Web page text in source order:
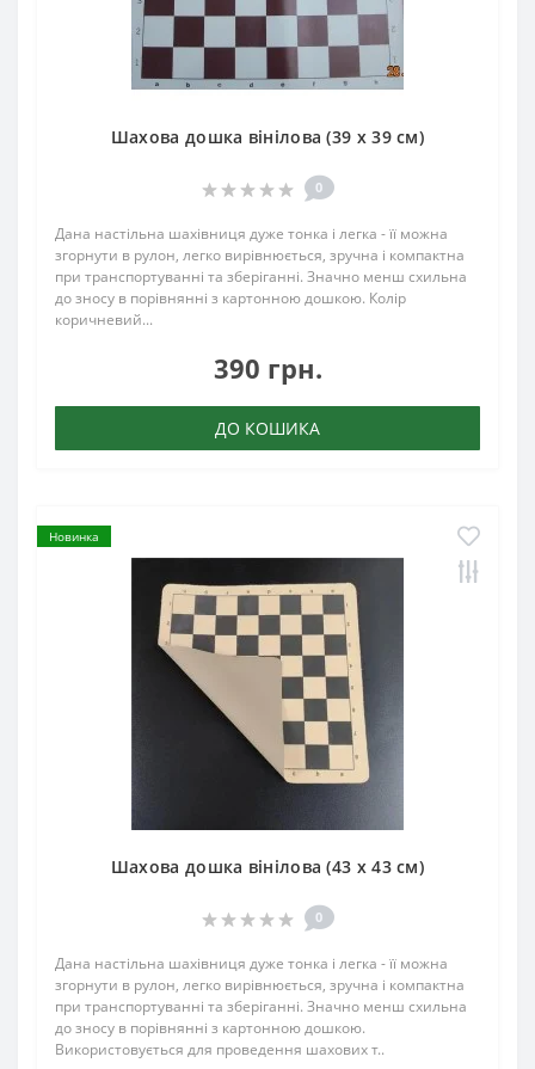
Шахова дошка вінілова (39 х 39 см)
0
Дана настільна шахівниця дуже тонка і легка - її можна
згорнути в рулон, легко вирівнюється, зручна і компактна
при транспортуванні та зберіганні. Значно менш схильна
до зносу в порівнянні з картонною дошкою. Колір
коричневий...
390 грн.
ДО КОШИКА
Новинка
Шахова дошка вінілова (43 х 43 см)
0
Дана настільна шахівниця дуже тонка і легка - її можна
згорнути в рулон, легко вирівнюється, зручна і компактна
при транспортуванні та зберіганні. Значно менш схильна
до зносу в порівнянні з картонною дошкою.
Використовується для проведення шахових т..